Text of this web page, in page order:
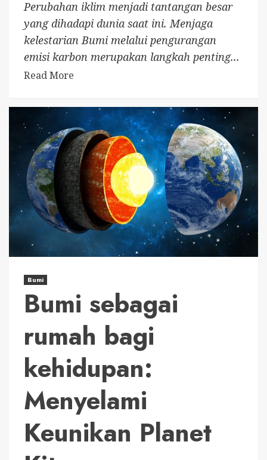
Perubahan iklim menjadi tantangan besar
yang dihadapi dunia saat ini. Menjaga
kelestarian Bumi melalui pengurangan
emisi karbon merupakan langkah penting...
Read More
Bumi
Bumi sebagai
rumah bagi
kehidupan:
Menyelami
Keunikan Planet